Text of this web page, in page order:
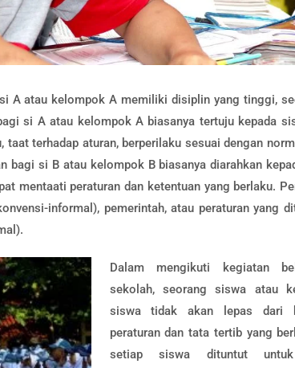
A atau kelompok A memiliki disiplin yang tinggi,
si A atau kelompok A biasanya tertuju kepada
terhadap aturan, berperilaku sesuai dengan
bagi si B atau kelompok B biasanya diarahkan
mentaati peraturan dan ketentuan yang berlaku.
informal), pemerintah, atau peraturan yang
Dalam mengikuti kegiatan
sekolah, seorang siswa atau
siswa tidak akan lepas dari
peraturan dan tata tertib yang
setiap siswa dituntut